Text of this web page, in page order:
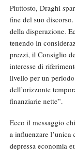
Piuttosto, Draghi
fine del suo
della disperazione.
tenendo in
prezzi, il Consiglio
interesse di
livello per un
dell’orizzonte
finanziarie nette”.
Ecco il messaggio
a influenzare l’unica
depressa economia